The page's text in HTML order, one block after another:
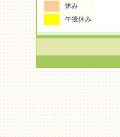
休み
午後休み